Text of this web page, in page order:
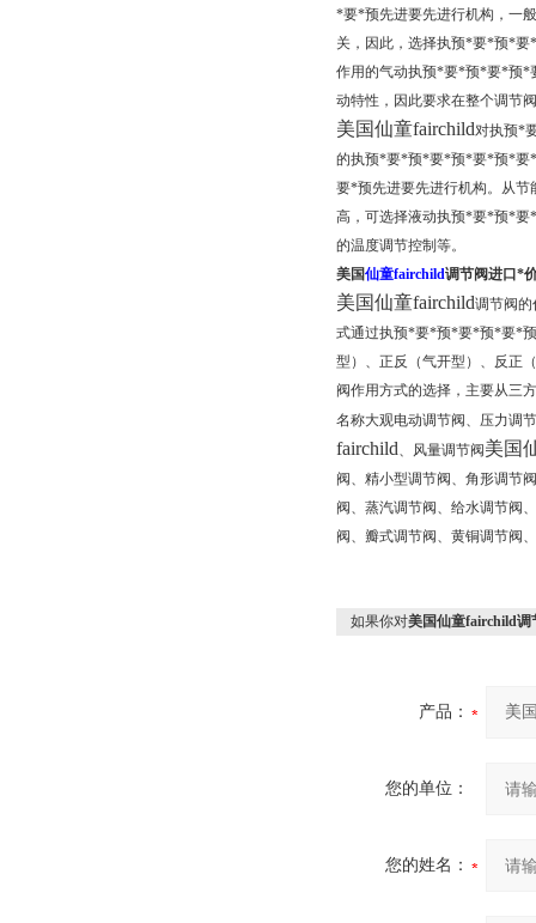
*要*预先进要先进行机构，一
关，因此，选择执预*要*预*
作用的气动执预*要*预*要*预*
动特性，因此要求在整个调节
美国仙童fairchild对执预*
的执预*要*预*要*预*要*预*要
要*预先进要先进行机构。从
高，可选择液动执预*要*预*要
的温度调节控制等。
美国仙童fairchild调节阀进口*
美国仙童fairchild调节阀
式通过执预*要*预*要*预*要*
型）、正反（气开型）、反正
阀作用方式的选择，主要从三
名称大观电动调节阀、压力调
fairchild、风量调节阀 美国
阀、精小型调节阀、角形调节
阀、蒸汽调节阀、给水调节阀
阀、瓣式调节阀、黄铜调节阀
如果你对美国仙童fairchild调
产品：
您的单位：
您的姓名：